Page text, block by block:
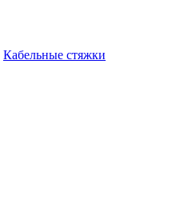
Кабельные стяжки